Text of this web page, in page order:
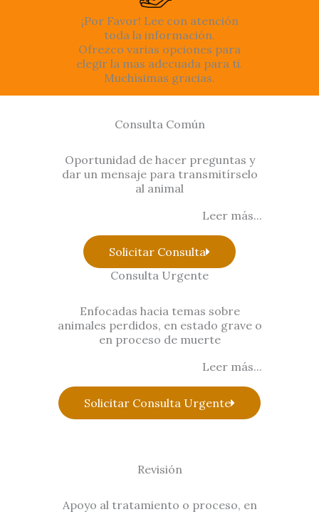
¡Por Favor! Lee con atención
toda la información.
Ofrezco varias opciones para
elegir la mas adecuada para ti.
Muchísimas gracias.
Consulta Común
Oportunidad de hacer preguntas y
dar un mensaje para transmitírselo
al animal
Leer más...
Solicitar Consulta
Consulta Urgente
Enfocadas hacia temas sobre
animales perdidos, en estado grave o
en proceso de muerte
Leer más...
Solicitar Consulta Urgente
Revisión
Apoyo al tratamiento o proceso, en